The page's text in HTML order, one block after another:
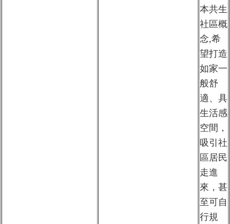
本共生
社區概
念,希
望打造
如家一
般舒
適、具
生活感
空間，
吸引社
區居民
走進
來，甚
至可自
行規